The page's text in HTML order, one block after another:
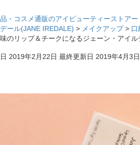
・コスメ通販のアイビューティーストアー
ール(JANE IREDALE) > メイクアップ> 口
のリップ＆チークになるジェーン・アイ
2019年2月22日 最終更新日 2019年4月3日